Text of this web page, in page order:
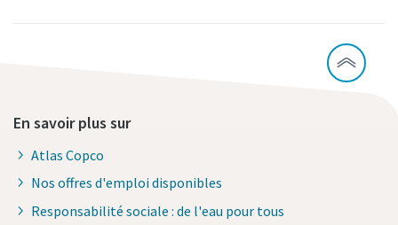
En savoir plus sur
Atlas Copco
Nos offres d'emploi disponibles
Responsabilité sociale : de l'eau pour tous